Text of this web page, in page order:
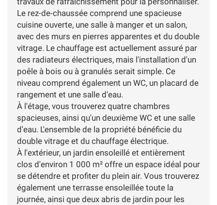
Le rez-de-chaussée comprend une spacieuse
cuisine ouverte, une salle à manger et un salon,
avec des murs en pierres apparentes et du double
vitrage. Le chauffage est actuellement assuré par
des radiateurs électriques, mais l'installation d'un
poêle à bois ou à granulés serait simple. Ce
niveau comprend également un WC, un placard de
rangement et une salle d'eau.
À l'étage, vous trouverez quatre chambres
spacieuses, ainsi qu'un deuxième WC et une salle
d'eau. L'ensemble de la propriété bénéficie du
double vitrage et du chauffage électrique.
À l'extérieur, un jardin ensoleillé et entièrement
clos d'environ 1 000 m² offre un espace idéal pour
se détendre et profiter du plein air. Vous trouverez
également une terrasse ensoleillée toute la
journée, ainsi que deux abris de jardin pour les